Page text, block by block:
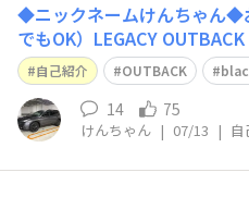
◆ニックネームけんちゃん◆
でもOK）LEGACY
自己紹介をどうぞ！2026年7
え前はLEVORGに乗っていま
らと思っておりますので、よ
自己紹介 OUTBACK
14 75
けんちゃん | 07/13 | 自